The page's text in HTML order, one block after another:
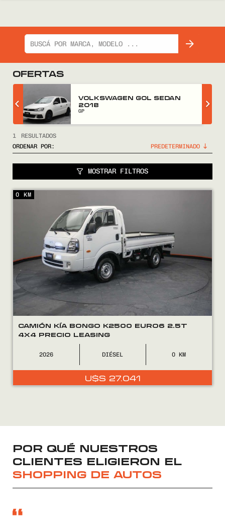
VENDÉ
FINANCIÁ
NOSOTROS
CONTACTO
0800
OFERTAS
VOLKSWAGEN GOL SEDAN
2018
GP
1
RESULTADOS
ORDENAR POR:
MOSTRAR FILTROS
CAMIÓN KÍA BONGO K2500 EURO6 2.5T
4X4 PRECIO LEASING
2026 DIÉSEL 0
U$S 27.041
0 KM
POR QUÉ NUESTROS
CLIENTES ELIGIERON EL
SHOPPING DE AUTOS